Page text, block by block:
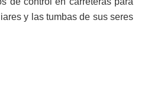
y las tumbas de sus seres